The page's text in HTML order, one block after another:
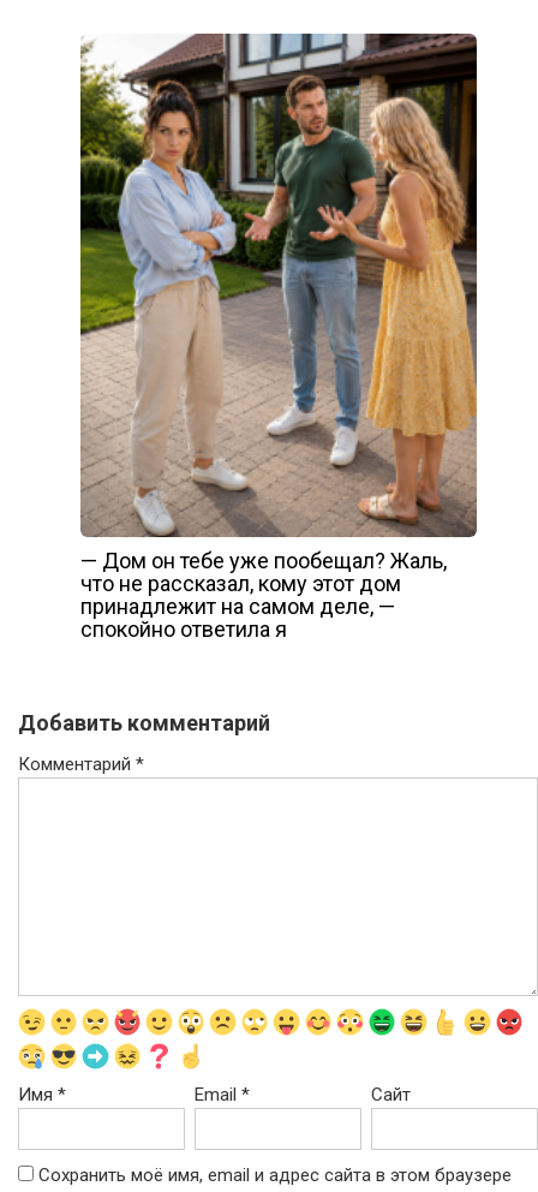
— Дом он тебе уже пообещал? Жаль,
что не рассказал, кому этот дом
принадлежит на самом деле, —
спокойно ответила я
Добавить комментарий
Комментарий *
Имя * Email* Сайт
Сохранить моё имя, email и адрес сайта в этом браузере